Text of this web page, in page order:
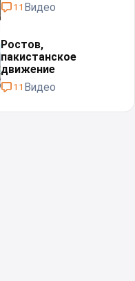
11 Видео
Ростов,
пакистанское
движение
11 Видео